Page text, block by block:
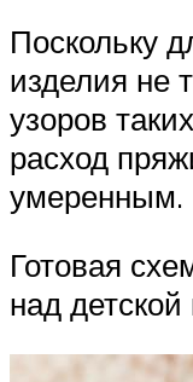
Поскольку
изделия не
узоров
расход
умеренным.
Готовая
над